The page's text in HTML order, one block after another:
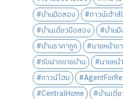
#บ้านมือสอง
#ทาวน์เฮ้า
#บ้านเดี่ยวมือสอง
#บ้าน
#บ้านราคาถูก
#นายหน้าข
#รับฝากขายบ้าน
#นายหน้า
#ทาวน์โฮม
#CentralHome
#บ้านเดี่